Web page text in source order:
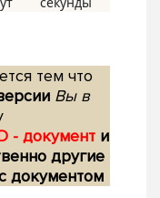
тем что
Вы в
- документ и
другие
документом